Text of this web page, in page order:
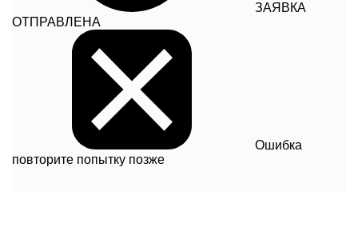
ЗАЯВКА
ОТПРАВЛЕНА
Ошибка
повторите попытку позже